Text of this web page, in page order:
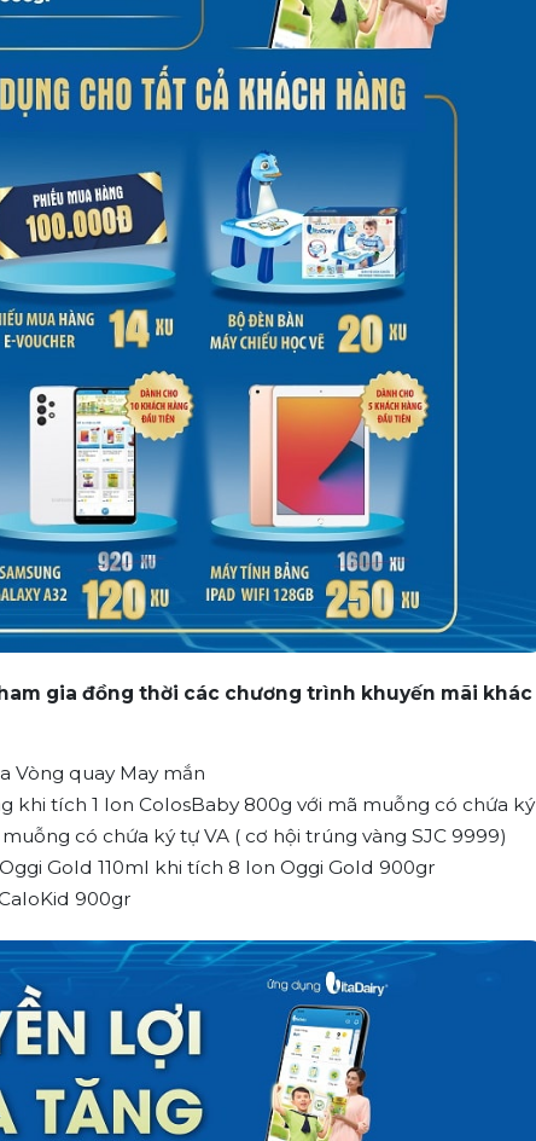
gia đồng thời các chương trình khuyến mãi khác
Vòng quay May mắn
khi tích 1 lon ColosBaby 800g với mã muỗng có chứa ký
có chứa ký tự VA ( cơ hội trúng vàng SJC 9999)
Gold 110ml khi tích 8 lon Oggi Gold 900gr
900gr